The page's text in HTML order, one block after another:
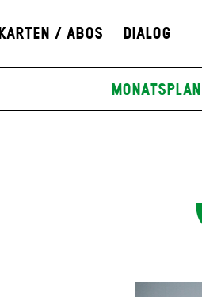
Karten / Abos Dialog
Monatsplan